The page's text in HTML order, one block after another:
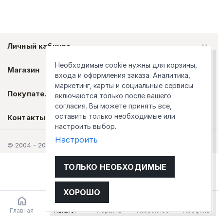
Личный кабинет
Магазин
Покупателям
Контакты
© 2004 - 2026 Стокгольм
Главная Каталог Корзина Избранное Профиль
Необходимые cookie нужны для корзины,
входа и оформления заказа. Аналитика,
маркетинг, карты и социальные сервисы
включаются только после вашего
согласия. Вы можете принять все,
оставить только необходимые или
настроить выбор.
Настроить
ТОЛЬКО НЕОБХОДИМЫЕ
ХОРОШО